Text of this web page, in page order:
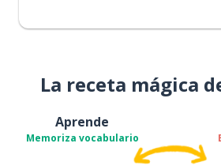
La receta mágica
Aprende
Memoriza vocabulario